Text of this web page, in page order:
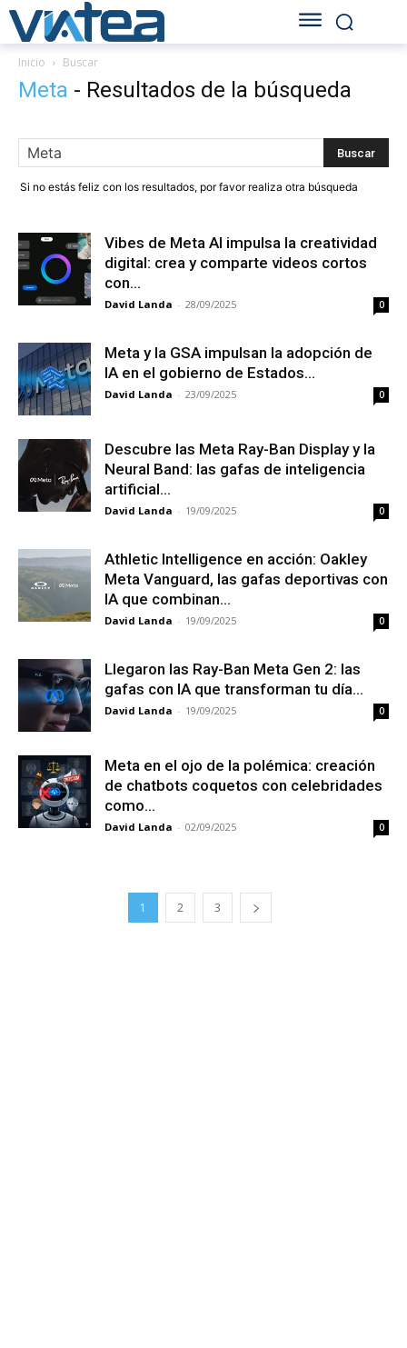
Inicio Buscar
Meta - Resultados de la búsqueda
Si no estás feliz con los resultados, por favor realiza otra búsqueda
Vibes de Meta AI impulsa la creatividad
digital: crea y comparte videos cortos
con...
David Landa - 28/09/2025 0
Meta y la GSA impulsan la adopción de
IA en el gobierno de Estados...
David Landa - 23/09/2025 0
Descubre las Meta Ray-Ban Display y la
Neural Band: las gafas de inteligencia
artificial...
David Landa - 19/09/2025 0
Athletic Intelligence en acción: Oakley
Meta Vanguard, las gafas deportivas con
IA que combinan...
David Landa - 19/09/2025 0
Llegaron las Ray-Ban Meta Gen 2: las
gafas con IA que transforman tu día...
David Landa - 19/09/2025 0
Meta en el ojo de la polémica: creación
de chatbots coquetos con celebridades
como...
David Landa - 02/09/2025 0
1 2 3